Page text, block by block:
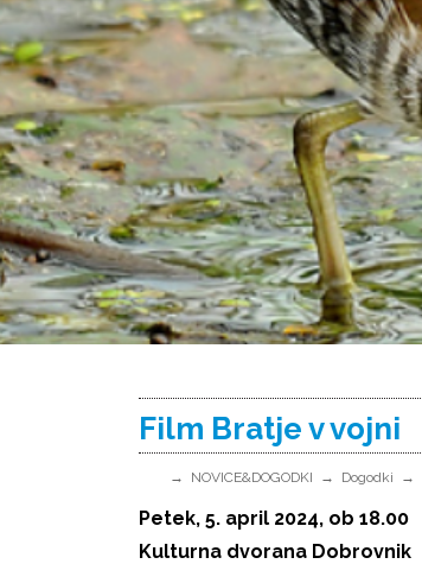
Film Bratje v vojni
NOVICE&DOGODKI Dogodki
Petek, 5. april 2024, ob 18.00
Kulturna dvorana Dobrovnik